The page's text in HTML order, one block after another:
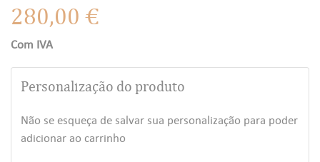
280,00 €
Com IVA
Personalização do produto
Não se esqueça de salvar sua personalização para poder
adicionar ao carrinho